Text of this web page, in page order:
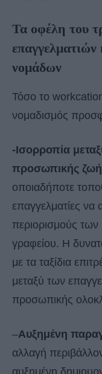
Τα οφέλη του
νομάδων
Τόσο το
νομαδισμός
-Ισορροπία
προσωπικής
οποιαδήποτε
επαγγελματίες
περιορισμούς
γραφείου. Η
με τα ταξίδια
μεταξύ των
προσωπικής
–Αυξημένη
αλλαγή